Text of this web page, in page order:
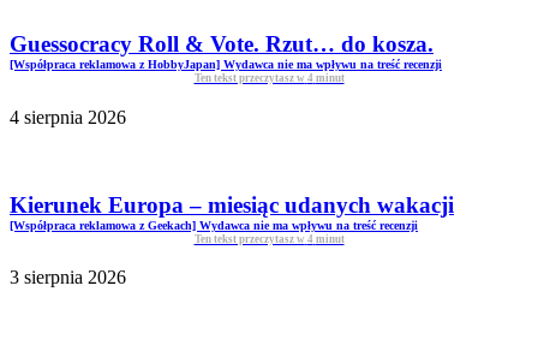
Guessocracy Roll & Vote. Rzut… do kosza.
[Współpraca reklamowa z HobbyJapan] Wydawca nie ma wpływu na treść recenzji
Ten tekst przeczytasz w 4 minut
4 sierpnia 2026
Kierunek Europa – miesiąc udanych wakacji
[Współpraca reklamowa z Geekach] Wydawca nie ma wpływu na treść recenzji
Ten tekst przeczytasz w 4 minut
3 sierpnia 2026